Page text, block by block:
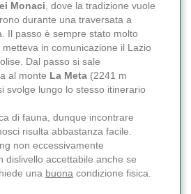
Monaci , dove la tradizione vuole
durante una traversata a
Il passo è sempre stato molto
in comunicazione il Lazio
Dal passo si sale
al monte La Meta (2241 m
svolge lungo lo stesso itinerario
di fauna, dunque incontrare
risulta abbastanza facile.
non eccessivamente
dislivello accettabile anche se
una buona condizione fisica.